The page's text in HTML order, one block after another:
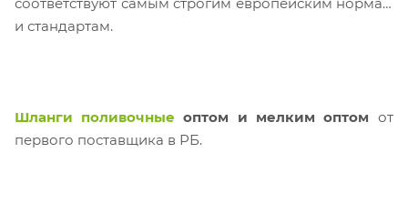
и стандартам.
Шланги поливочные оптом и мелким оптом от
первого поставщика в РБ.